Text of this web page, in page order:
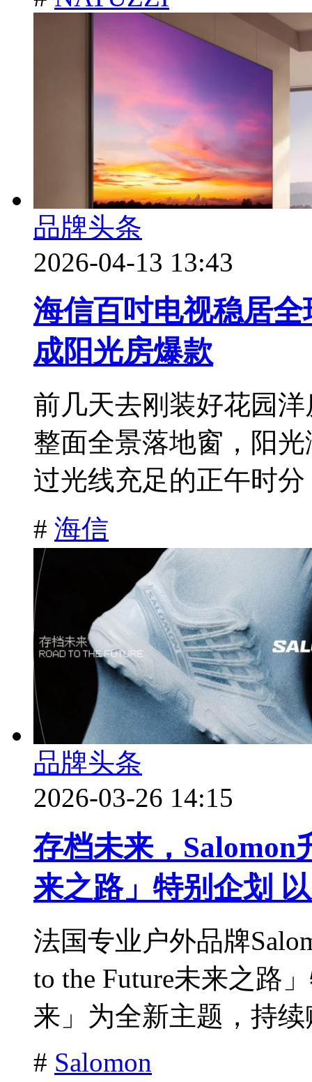
品牌头条
2026-04-13 13:43
海信百吋电视稳居
成阳光房爆款
前几天去刚装好花园
整面全景落地窗，阳
过光线充足的正午时
# 海信
品牌头条
2026-03-26 14:15
存档未来，Salomon
来之路」特别企划
法国专业户外品牌
to the Future未来之路
来」为全新主题，持续
# Salomon